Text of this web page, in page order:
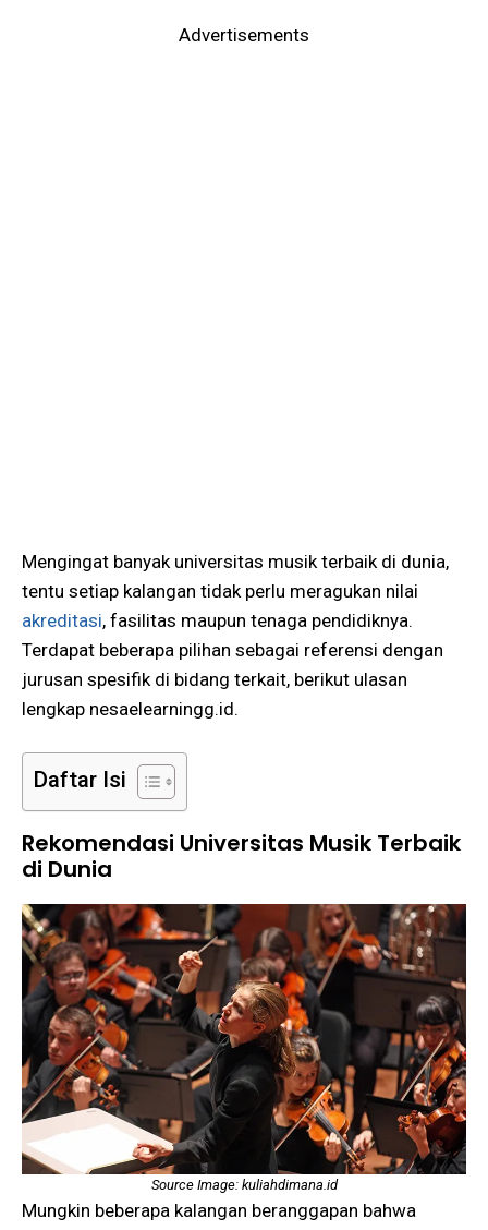
Advertisements
Mengingat banyak universitas musik terbaik di dunia,
tentu setiap kalangan tidak perlu meragukan nilai
akreditasi, fasilitas maupun tenaga pendidiknya.
Terdapat beberapa pilihan sebagai referensi dengan
jurusan spesifik di bidang terkait, berikut ulasan
lengkap nesaelearningg.id.
Daftar Isi
Rekomendasi Universitas Musik Terbaik
di Dunia
Source Image: kuliahdimana.id
Mungkin beberapa kalangan beranggapan bahwa